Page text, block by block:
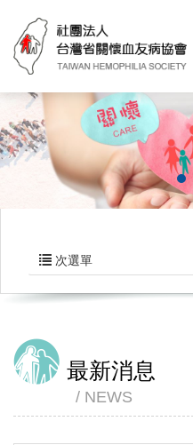
次選單
最新消息
NEWS